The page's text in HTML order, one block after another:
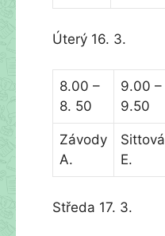
Úterý 16. 3.
8.00 –
8. 50
9.00 –
9.50
Závody
A.
Sittová
E.
Středa 17. 3.